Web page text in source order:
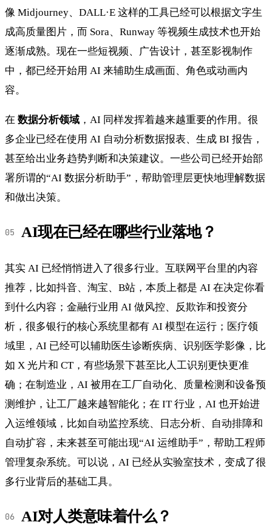
像 Midjourney、DALL·E 这样的工具已经可以根据文字生
成高质量图片，而 Sora、Runway 等视频生成技术也开始
逐渐成熟。现在一些短视频、广告设计，甚至影视制作
中，都已经开始用 AI 来辅助生成画面、角色或动画内
容。
在 数据分析领域 ，AI 同样发挥着越来越重要的作用。很
多企业已经在使用 AI 自动分析数据报表、生成 BI 报告，
甚至给出业务趋势判断和决策建议。一些公司已经开始部
署所谓的“AI 数据分析助手”，帮助管理层更快地理解数据
和做出决策。
AI现在已经在哪些行业落地？
其实 AI 已经悄悄进入了很多行业。互联网平台里的内容
推荐，比如抖音、淘宝、B站，本质上都是 AI 在决定你看
到什么内容；金融行业用 AI 做风控、反欺诈和投资分
析，很多银行的核心系统里都有 AI 模型在运行；医疗领
域里，AI 已经可以辅助医生诊断疾病、识别医学影像，比
如 X 光片和 CT，有些场景下甚至比人工识别更快更准
确；在制造业，AI 被用在工厂自动化、质量检测和设备预
测维护，让工厂越来越智能化；在 IT 行业，AI 也开始进
入运维领域，比如自动监控系统、日志分析、自动排障和
自动扩容，未来甚至可能出现“AI 运维助手”，帮助工程师
管理复杂系统。可以说，AI 已经从实验室技术，变成了很
多行业背后的基础工具。
AI对人类意味着什么？